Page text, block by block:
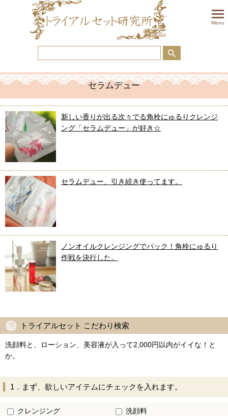
Menu
セラムデュー
新しい香りが出る次々でる角栓にゅるりクレンジ
ング「セラムデュー」が好き☆
セラムデュー、引き続き使ってます。
ノンオイルクレンジングでパック！角栓にゅるり
作戦を決行した。
トライアルセット こだわり検索
洗顔料と、ローション、美容液が入って2,000円以内がイイな！と
か。
1．まず、欲しいアイテムにチェックを入れます。
クレンジング 洗顔料